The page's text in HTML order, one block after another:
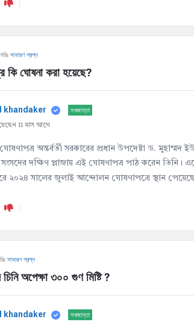
সাধারণ প্রশ্ন
কি ঘোষনা করা হয়েছে?
khandaker সবজান্তা
11 মাস আগে
অন্তর্বর্তী সরকারের প্রধান উপদেষ্টা ড.
দক্ষিণ প্লাজায় এই ঘোষণাপত্র পাঠ করেন তিনি।
২০২৪ সালের জুলাই আন্দোলন ঘোষণাপত্রে স্থান
সাধারণ প্রশ্ন
অপেক্ষা ৩০০ গুণ মিষ্টি ?
khandaker সবজান্তা